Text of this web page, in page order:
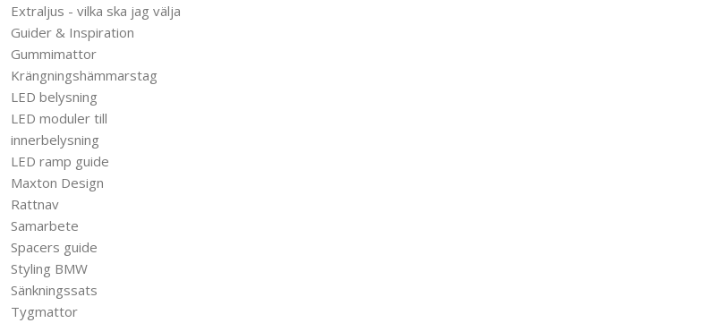
Extraljus - vilka ska jag välja
Guider & Inspiration
Gummimattor
Krängningshämmarstag
LED belysning
LED moduler till
innerbelysning
LED ramp guide
Maxton Design
Rattnav
Samarbete
Spacers guide
Styling BMW
Sänkningssats
Tygmattor